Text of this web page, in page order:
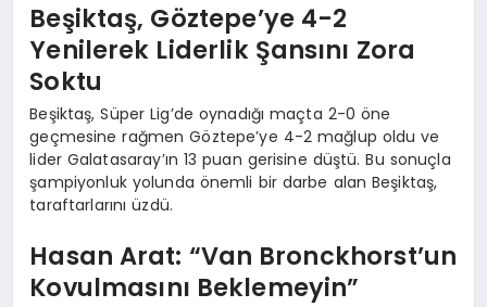
Beşiktaş, Göztepe’ye 4-2
Yenilerek Liderlik Şansını Zora
Soktu
Beşiktaş, Süper Lig’de oynadığı maçta 2-0 öne
geçmesine rağmen Göztepe’ye 4-2 mağlup oldu ve
lider Galatasaray’ın 13 puan gerisine düştü. Bu sonuçla
şampiyonluk yolunda önemli bir darbe alan Beşiktaş,
taraftarlarını üzdü.
Hasan Arat: “Van Bronckhorst’un
Kovulmasını Beklemeyin”